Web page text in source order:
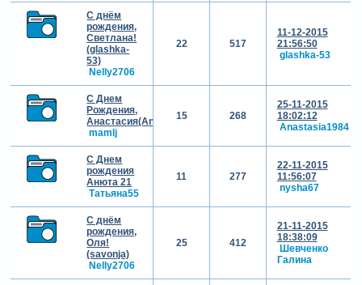
С днём
рождения,
Светлана!
(glashka-
53)
Nelly2706
22 517
11-12-2015
21:56:50
glashka-53
С Днем
Рождения,
Анастасия(Anastasia1984)!!!
mamlj
15 268
25-11-2015
18:02:12
Anastasia1984
С Днем
рождения
Анюта 21
Татьяна55
11 277
22-11-2015
11:56:07
nysha67
С днём
рождения,
Оля!
(savonja)
Nelly2706
25 412
21-11-2015
18:38:09
Шевченко
Галина